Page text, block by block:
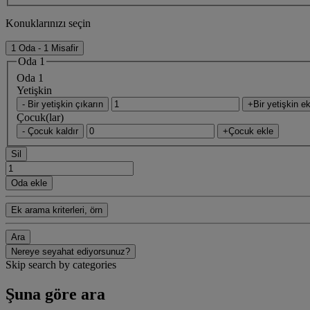
Konuklarınızı seçin
1 Oda - 1 Misafir
Oda 1
Oda 1
Yetişkin
- Bir yetişkin çıkarın +Bir yetişkin
Çocuk(lar)
- Çocuk kaldır +Çocuk ekle
Sil
Oda ekle
Ek arama kriterleri, örn
Ara
Nereye seyahat ediyorsunuz?
Skip search by categories
Şuna göre ara